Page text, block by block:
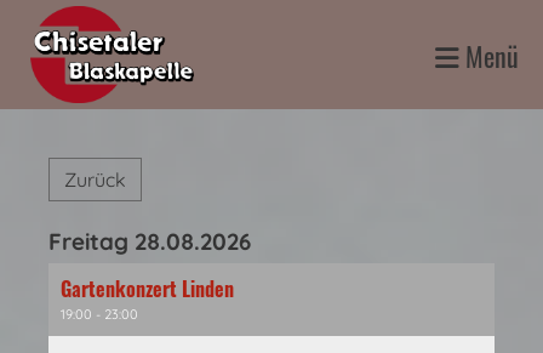
Menü
Zurück
Freitag 28.08.2026
Gartenkonzert Linden
19:00 - 23:00